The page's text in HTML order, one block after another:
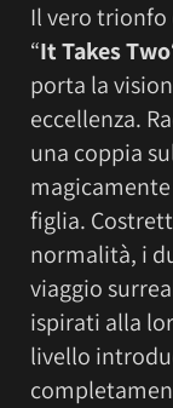
Il vero trionfo
“It Takes Two
porta la
eccellenza.
una coppia
figlia.
normalità, i
viaggio
ispirati alla
livello